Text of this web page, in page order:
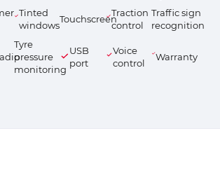
Tinted
windows
Touchscreen
Traction
control
Traffic sign
recognition
Tyre
pressure
monitoring
USB
port
Voice
control
Warranty